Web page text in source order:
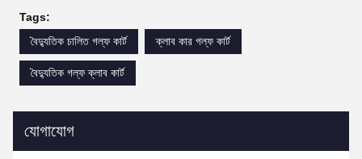
Tags:
বৈদ্যুতিক চালিত গল্ফ কার্ট
ক্লাব কার গল্ফ কার্ট
বৈদ্যুতিক গল্ফ ক্লাব কার্ট
যোগাযোগ